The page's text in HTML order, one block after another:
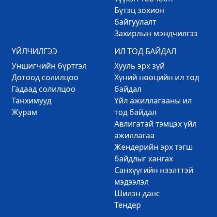
Бүтэц зохион
байгуулалт
Захирлын мэндчилгээ
ҮЙЛЧИЛГЭЭ
Уншигчийн бүртгэл
Дотоод солилцоо
Гадаад солилцоо
Танхимууд
Журам
ИЛ ТОД БАЙДАЛ
Хууль эрх зүй
Хүний нөөцийн ил тод
байдал
Үйл ажиллагааны ил
тод байдал
Авлигатай тэмцэх үйл
ажиллагаа
Жендерийн эрх тэгш
байдлыг хангах
Санхүүгийн нээлттэй
мэдээлэл
Шилэн данс
Тендер